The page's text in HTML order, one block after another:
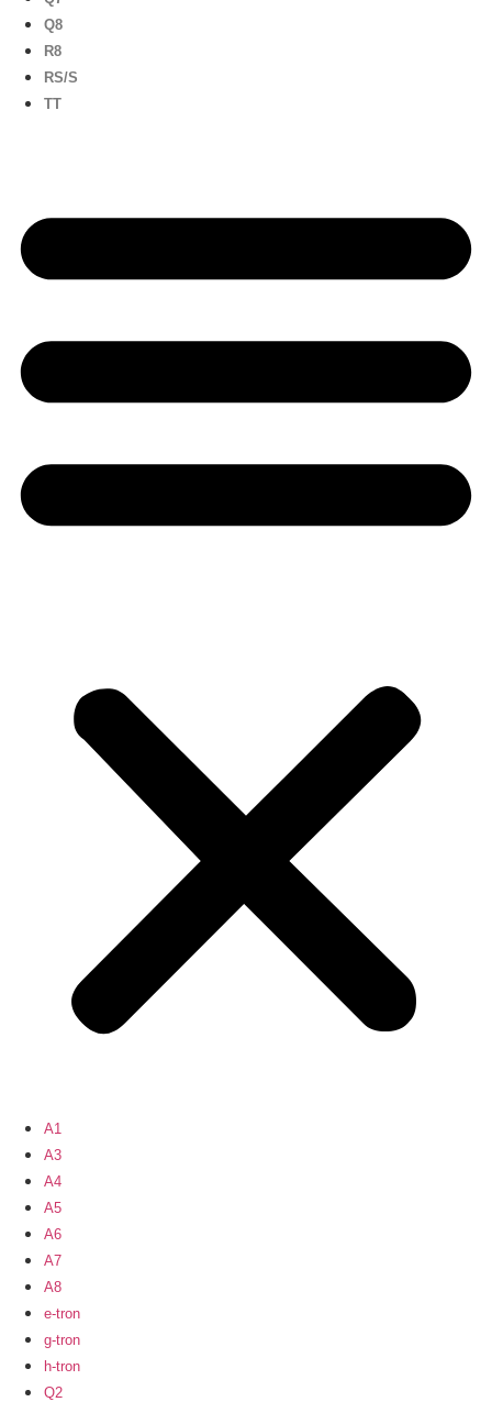
Q8
R8
RS/S
TT
A1
A3
A4
A5
A6
A7
A8
e-tron
g-tron
h-tron
Q2